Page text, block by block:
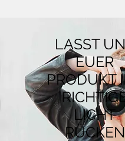
LASST
EUER
PRODUKT
LICHT
RÜCKEN